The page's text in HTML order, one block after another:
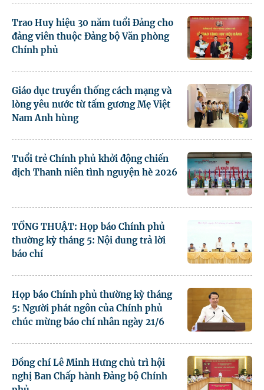
Trao Huy hiệu 30 năm tuổi Đảng cho
đảng viên thuộc Đảng bộ Văn phòng
Chính phủ
Giáo dục truyền thống cách mạng và
lòng yêu nước từ tấm gương Mẹ Việt
Nam Anh hùng
Tuổi trẻ Chính phủ khởi động chiến
dịch Thanh niên tình nguyện hè 2026
TỔNG THUẬT: Họp báo Chính phủ
thường kỳ tháng 5: Nội dung trả lời
báo chí
Họp báo Chính phủ thường kỳ tháng
5: Người phát ngôn của Chính phủ
chúc mừng báo chí nhân ngày 21/6
Đồng chí Lê Minh Hưng chủ trì hội
nghị Ban Chấp hành Đảng bộ Chính